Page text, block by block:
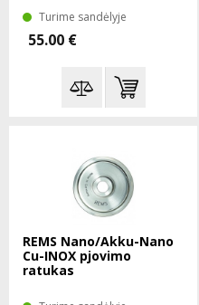
Turime sandėlyje
55.00 €
REMS Nano/Akku-Nano
Cu-INOX pjovimo
ratukas